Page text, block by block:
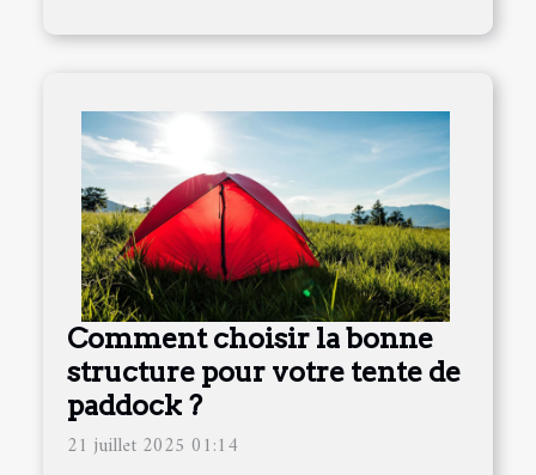
Comment choisir la bonne
structure pour votre tente de
paddock ?
21 juillet 2025 01:14